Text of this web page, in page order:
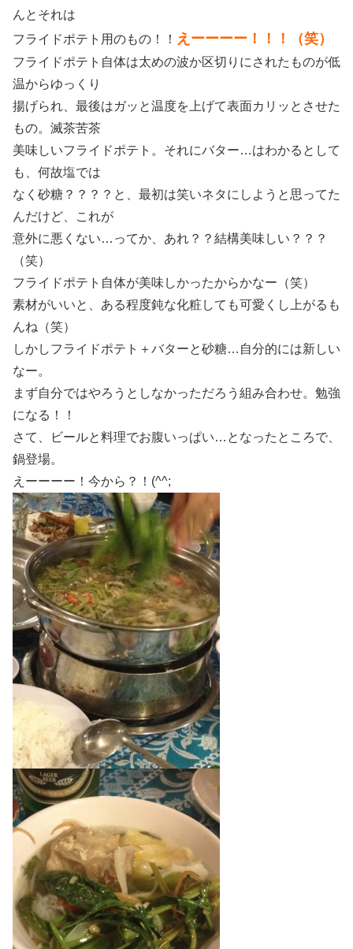
んとそれは
フライドポテト用のもの！！ えーーーー！！！（笑）
フライドポテト自体は太めの波か区切りにされたものが低
温からゆっくり
揚げられ、最後はガッと温度を上げて表面カリッとさせた
もの。滅茶苦茶
美味しいフライドポテト。それにバター…はわかるとして
も、何故塩では
なく砂糖？？？？と、最初は笑いネタにしようと思ってた
んだけど、これが
意外に悪くない…ってか、あれ？？結構美味しい？？？
（笑）
フライドポテト自体が美味しかったからかなー（笑）
素材がいいと、ある程度鈍な化粧しても可愛くし上がるも
んね（笑）
しかしフライドポテト＋バターと砂糖…自分的には新しい
なー。
まず自分ではやろうとしなかっただろう組み合わせ。勉強
になる！！
さて、ビールと料理でお腹いっぱい…となったところで、
鍋登場。
えーーーー！今から？！(^^;